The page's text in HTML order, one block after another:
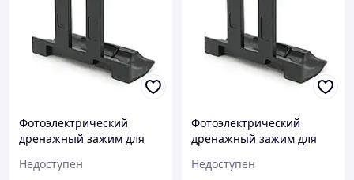
Фотоэлектрический
дренажный зажим для
brooklyn
Недоступен
Фотоэлектрический
дренажный зажим для
corvette
Недоступен